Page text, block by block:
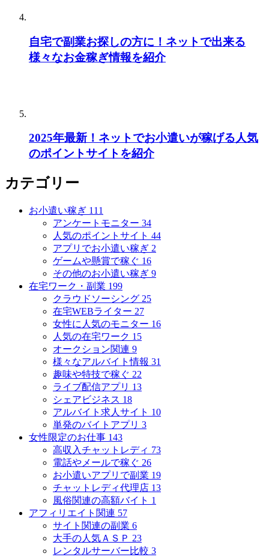
自宅で副業お探しの方に！ネットで出来る
様々なお金稼ぎ情報を紹介
2025年最新！ネットでお小遣いが稼げる人気
のポイントサイトを紹介
カテゴリー
お小遣い稼ぎ 111
アンケートモニター 34
人気のポイントサイト 44
アプリでお小遣い稼ぎ 2
ゲームや懸賞で稼ぐ 16
その他のお小遣い稼ぎ 9
在宅ワーク・副業 199
クラウドソーシング 25
在宅WEBライター 27
女性に人気のモニター 16
人気の在宅ワーク 15
オークション関連 9
様々なアルバイト情報 31
趣味や特技で稼ぐ 22
ライブ配信アプリ 13
シェアビジネス 18
アルバイト求人サイト 10
単発のバイトアプリ 3
女性限定のお仕事 143
高収入チャットレディ 73
電話やメールで稼ぐ 26
お小遣いアプリで副業 19
チャットレディ代理店 13
風俗関連の高額バイト 1
アフィリエイト関連 57
サイト関連の副業 6
大手の人気ＡＳＰ 23
レンタルサーバー比較 3